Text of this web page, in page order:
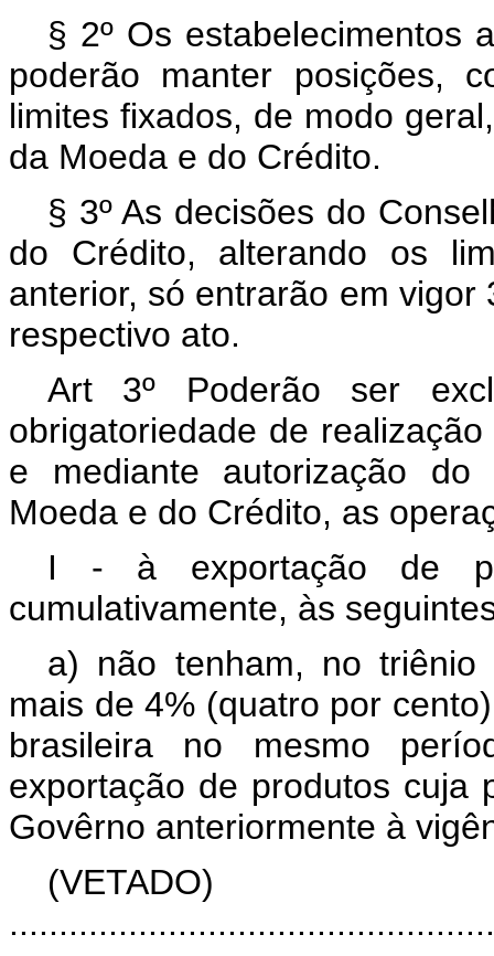
§ 2º Os estabelecimentos
poderão manter posições,
limites fixados, de modo
da Moeda e do Crédito.
§ 3º As decisões do
do Crédito, alterando os
anterior, só entrarão em
respectivo ato.
Art 3º Poderão ser
obrigatoriedade de
e mediante autorização do
Moeda e do Crédito, as
I - à exportação de
cumulativamente, às
a) não tenham, no triênio
mais de 4% (quatro por
brasileira no mesmo
exportação de produtos cuja
Govêrno anteriormente à
(VETADO)